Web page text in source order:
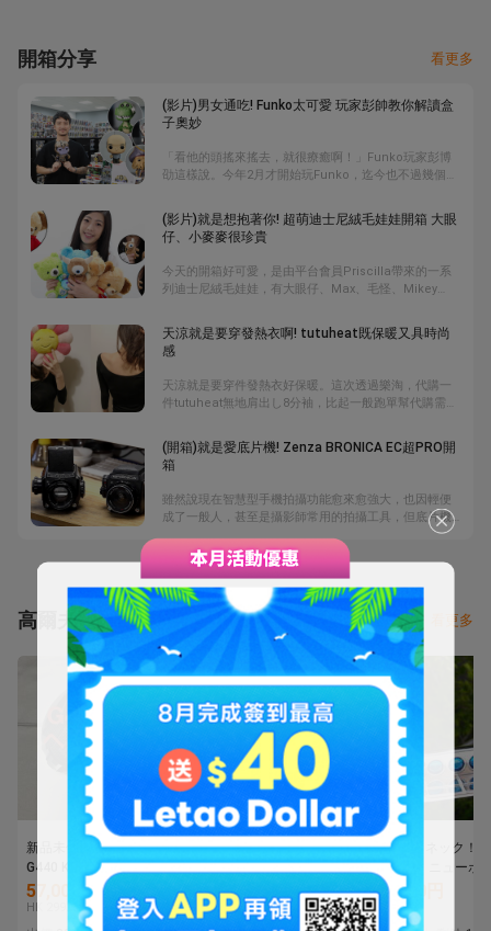
開箱分享 看更多
(影片)男女通吃! Funko太可愛 玩家彭帥教你解讀盒
子奧妙
「看他的頭搖來搖去，就很療癒啊！」Funko玩家彭博
劭這樣說。今年2月才開始玩Funko，迄今也不過幾個
種大頭小身體的公仔，有的還會搖頭，你可以說它是放
大版的扭蛋公仔，由於常與電影卡通聯結，推出復仇者
聯盟、玩具總動員或迪士尼卡通裡的角色玩具，不管是
正派反派或帥哥美女，都以一種「可愛」模樣造型現
身，讓人毫無招架之力。
(影片)就是想抱著你! 超萌迪士尼絨毛娃娃開箱 大眼
仔、小麥麥很珍貴
今天的開箱好可愛，是由平台會員Priscilla帶來的一系
列迪士尼絨毛娃娃，有大眼仔、Max、毛怪、Mikey
要來看看的啦。為什麼喜歡娃娃? Priscilla說：「它們
給我安全感。」
天涼就是要穿發熱衣啊! tutuheat既保暖又具時尚
感
天涼就是要穿件發熱衣好保暖。這次透過樂淘，代購一
件tutuheat無地肩出し8分袖，比起一般跑單幫代購需要
送一，非常划算，也讓我忍不住一次入手二件。
(開箱)就是愛底片機! Zenza BRONICA EC超PRO開
箱
雖然說現在智慧型手機拍攝功能愈來愈強大，也因輕便
成了一般人，甚至是攝影師常用的拍攝工具，但底片機
依然佔有一片天，原因無它，就在於相機的操作手感與
底片的懷舊感。樂淘會員阿哲這次要開箱的是Bronica
EC搭配超少見的Zenza鏡頭，究竟它的特別之處在哪，
就讓阿哲為你說明白。另外，他也加碼介紹Pentacon
P six與Mamiya Press Super23，既精彩又專業。
高爾夫球杆 看更多
新品未使用ピン PING
G440 K9.0 ドライバーヘ
ッド 1Wヘッド単品
57,000円
HK 2992.5
１円★MUTSUMI
HONMA ムツミ ホンマ
鳳凰 -NEW MH488MAX-
高反発 チタンドライバ
ー ブラックIP 10.5度
4,180円
HK 219.5
ツイストネック！
セレクト ニューポ
☆ ミラーフィニッ
ュ！正規品です！
20,000円
HK 1050